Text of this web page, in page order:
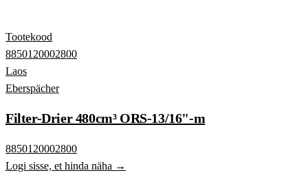
Tootekood
8850120002800
Laos
Eberspächer
Filter-Drier 480cm³ ORS-13/16"-m
8850120002800
Logi sisse, et hinda näha →